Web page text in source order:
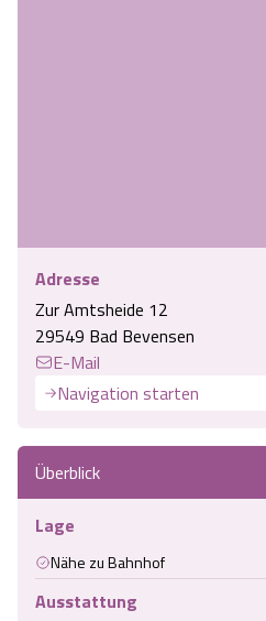
Adresse
Zur Amtsheide 12
29549 Bad Bevensen
E-Mail
Navigation starten
Überblick
Lage
Nähe zu Bahnhof
Ausstattung